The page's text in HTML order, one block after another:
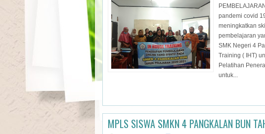
pandemi covid
meningkatkan
pembelajaran
SMK Negeri 4
Training ( IHT)
Pelatihan
untuk...
MPLS SISWA SMKN 4 PANGKALAN BUN